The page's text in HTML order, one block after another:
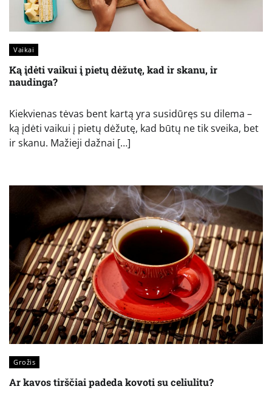
Vaikai
Ką įdėti vaikui į pietų dėžutę, kad ir skanu, ir
naudinga?
Kiekvienas tėvas bent kartą yra susidūręs su dilema –
ką įdėti vaikui į pietų dėžutę, kad būtų ne tik sveika, bet
ir skanu. Mažieji dažnai […]
Grožis
Ar kavos tirščiai padeda kovoti su celiulitu?